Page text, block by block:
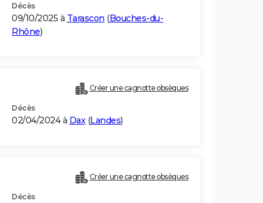
Décès
09/10/2025 à Tarascon (Bouches-du-
Rhône)
Créer une cagnotte obsèques
Décès
02/04/2024 à Dax(Landes)
Créer une cagnotte obsèques
Décès